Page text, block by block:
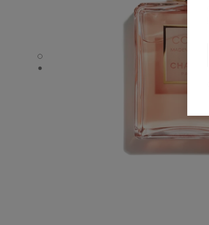
COCO MADEMOISELLE - Standardansicht
COCO MADEMOISELLE - Alternative Ansicht 1